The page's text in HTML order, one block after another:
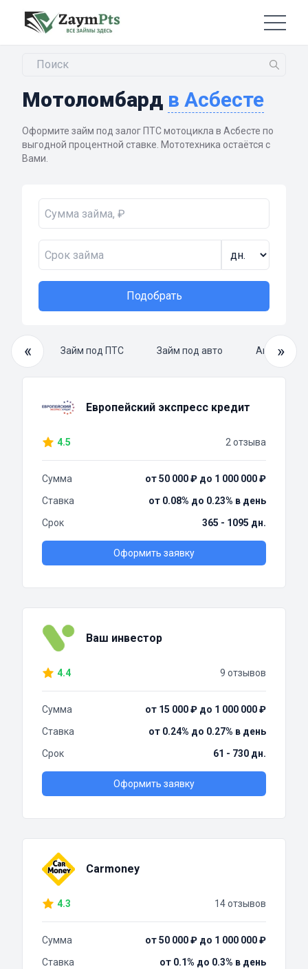
Мотоломбард в Асбесте
Оформите займ под залог ПТС мотоцикла в Асбесте по
выгодной процентной ставке. Мототехника остаётся с
Вами.
Подобрать
«
займ Займ под ПТС Займ под авто »
Европейский экспресс кредит
4.5 2 отзыва
Сумма
от 50 000 ₽ до 1 000 000 ₽
Ставка
от 0.08% до 0.23% в день
Срок
365 - 1095 дн.
Оформить заявку
Ваш инвестор
4.4 9 отзывов
Сумма
от 15 000 ₽ до 1 000 000 ₽
Ставка
от 0.24% до 0.27% в день
Срок
61 - 730 дн.
Оформить заявку
Carmoney
4.3 14 отзывов
Сумма
от 50 000 ₽ до 1 000 000 ₽
Ставка
от 0.1% до 0.3% в день